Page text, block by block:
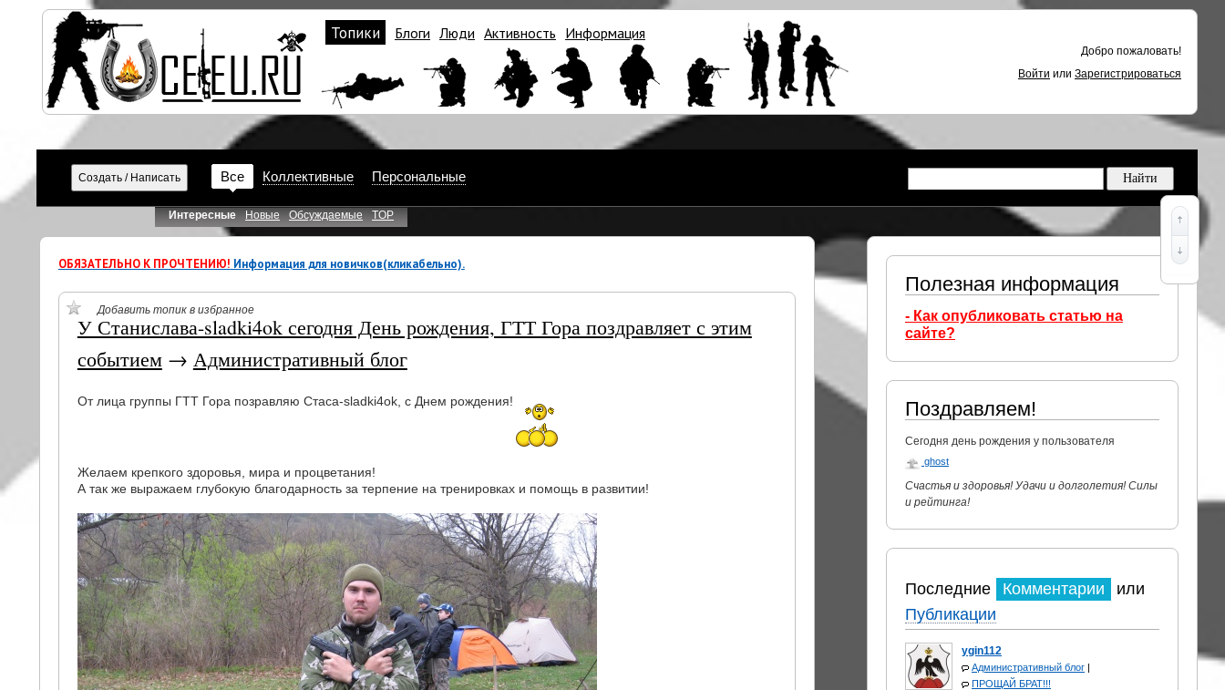
Топики Блоги Люди Активность Информация
Добро пожаловать!
Войти или Зарегистрироваться
Все Коллективные Персональные
Интересные Новые Обсуждаемые TOP
Полезная информация
- Как опубликовать статью на
сайте?
Поздравляем!
Сегодня день рождения у пользователя
ghost
Счастья и здоровья! Удачи и долголетия! Силы
и рейтинга!
Последние Комментарии
или
Публикации
ygin112
Административный блог |
ПРОЩАЙ БРАТ!!!
ОБЯЗАТЕЛЬНО К ПРОЧТЕНИЮ! Информация для новичков(кликабельно).
Добавить топик в избранное
У Станислава-sladki4ok сегодня День рождения, ГТТ Гора поздравляет с этим
событием→ Административный блог
От лица группы ГТТ Гора позравляю Стаса-sladki4ok, с Днем рождения!
Желаем крепкого здоровья, мира и процветания!
А так же выражаем глубокую благодарность за терпение на тренировках и помощь в развитии!